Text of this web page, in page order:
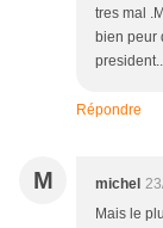
tres mal
bien peur
Répondre
M michel
Mais le